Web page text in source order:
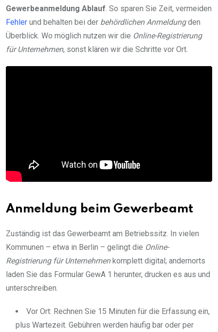
Gewerbeanmeldung Ablauf . So sparen Sie Zeit, vermeiden
Fehler und behalten bei der behördlichen Anmeldungden
Überblick. Wo möglich nutzen wir die Online-Registrierung
für Unternehmen, sonst klären wir die Schritte vor Ort.
Anmeldung beim Gewerbeamt
Zuständig ist das Gewerbeamt am Betriebssitz. In vielen
Kommunen – etwa in Berlin – gelingt die Online-
Registrierung für Unternehmenkomplett digital; andernorts
laden Sie das Formular GewA 1 herunter, drucken es aus und
unterschreiben.
Vor Ort: Rechnen Sie 15 Minuten für die Erfassung ein,
plus Wartezeit. Gebühren werden häufig bar oder per